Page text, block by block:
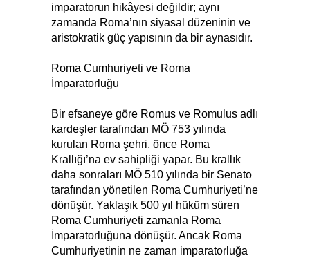
imparatorun hikâyesi değildir; aynı
zamanda Roma’nın siyasal düzeninin ve
aristokratik güç yapısının da bir aynasıdır.
Roma Cumhuriyeti ve Roma
İmparatorluğu
Bir efsaneye göre Romus ve Romulus adlı
kardeşler tarafından MÖ 753 yılında
kurulan Roma şehri, önce Roma
Krallığı’na ev sahipliği yapar. Bu krallık
daha sonraları MÖ 510 yılında bir Senato
tarafından yönetilen Roma Cumhuriyeti’ne
dönüşür. Yaklaşık 500 yıl hüküm süren
Roma Cumhuriyeti zamanla Roma
İmparatorluğuna dönüşür. Ancak Roma
Cumhuriyetinin ne zaman imparatorluğa